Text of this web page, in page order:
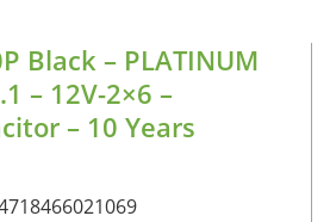
Black – PLATINUM
– 12V-2×6 –
– 10 Years